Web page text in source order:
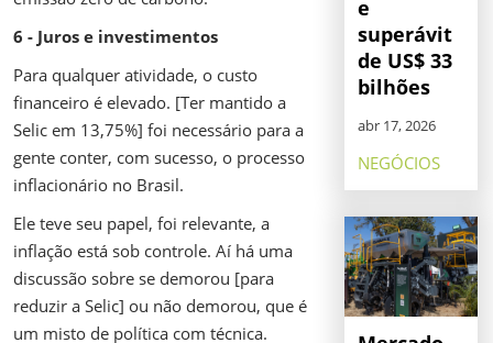
6 - Juros e investimentos
Para qualquer atividade, o custo
financeiro é elevado. [Ter mantido a
Selic em 13,75%] foi necessário para a
gente conter, com sucesso, o processo
inflacionário no Brasil.
Ele teve seu papel, foi relevante, a
inflação está sob controle. Aí há uma
discussão sobre se demorou [para
reduzir a Selic] ou não demorou, que é
um misto de política com técnica.
e
superávit
de US$ 33
bilhões
abr 17, 2026
NEGÓCIOS